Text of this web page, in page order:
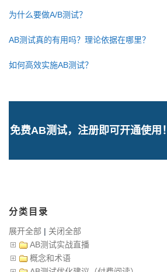
为什么要做A/B测试？
AB测试真的有用吗？理论依据在哪里？
如何高效实施AB测试？
免费AB测试，注册即可开通使用！
分类目录
展开全部 | 关闭全部
AB测试实战直播
概念和术语